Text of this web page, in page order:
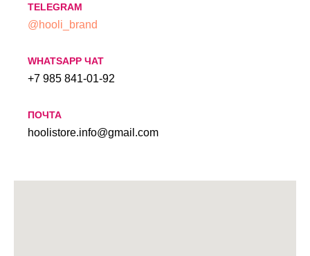
TELEGRAM
@hooli_brand
WHATSAPP ЧАТ
+7 985 841-01-92
ПОЧТА
hoolistore.info@gmail.com